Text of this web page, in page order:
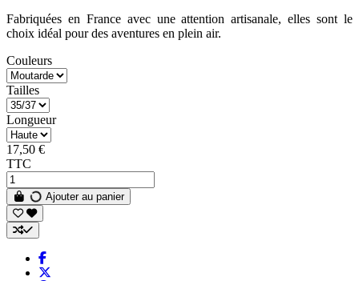
Fabriquées en France avec une attention artisanale, elles sont le
choix idéal pour des aventures en plein air.
Couleurs
Tailles
Longueur
17,50 €
TTC
Ajouter au panier